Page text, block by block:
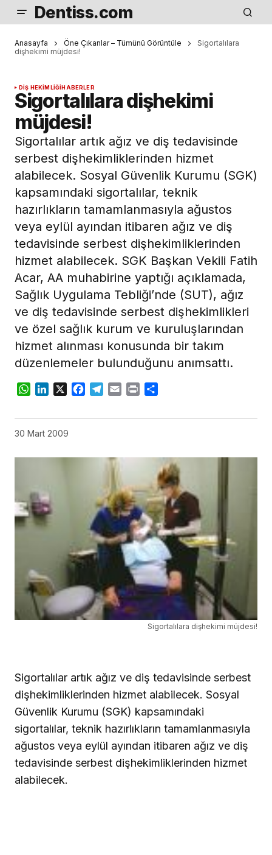
Dentiss.com
Anasayfa Öne Çıkanlar – Tümünü Görüntüle
Sigortalılara
dişhekimi müjdesi!
DIŞ HEKIMLIĞIHABERLER
Sigortalılara dişhekimi
müjdesi!
Sigortalılar artık ağız ve diş tedavisinde
serbest dişhekimliklerinden hizmet
alabilecek. Sosyal Güvenlik Kurumu (SGK)
kapsamındaki sigortalılar, teknik
hazırlıkların tamamlanmasıyla ağustos
veya eylül ayından itibaren ağız ve diş
tedavisinde serbest dişhekimliklerinden
hizmet alabilecek. SGK Başkan Vekili Fatih
Acar, AA muhabirine yaptığı açıklamada,
Sağlık Uygulama Tebliği’nde (SUT), ağız
ve diş tedavisinde serbest dişhekimlikleri
ve özel sağlık kurum ve kuruluşlarından
hizmet alınması konusunda bir takım
düzenlemeler bulunduğunu anımsattı.
WhatsApp
LinkedIn
X Facebook
Telegram
Email Print
30 Mart 2009
Sigortalılara dişhekimi müjdesi!
Sigortalılar artık ağız ve diş tedavisinde serbest
dişhekimliklerinden hizmet alabilecek. Sosyal
Güvenlik Kurumu (SGK) kapsamındaki
sigortalılar, teknik hazırlıkların tamamlanmasıyla
ağustos veya eylül ayından itibaren ağız ve diş
tedavisinde serbest dişhekimliklerinden hizmet
alabilecek.